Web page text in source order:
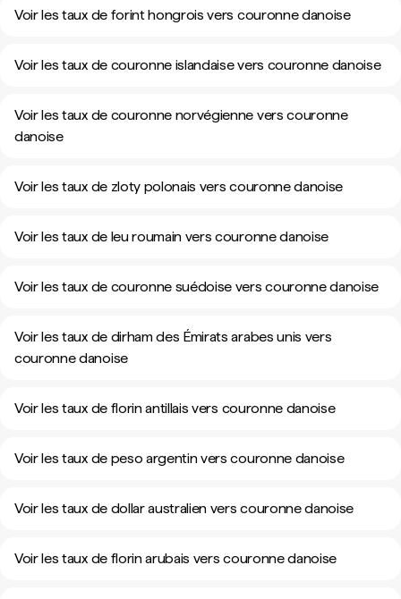
Voir les taux de forint hongrois vers couronne danoise
Voir les taux de couronne islandaise vers couronne danoise
Voir les taux de couronne norvégienne vers couronne
danoise
Voir les taux de zloty polonais vers couronne danoise
Voir les taux de leu roumain vers couronne danoise
Voir les taux de couronne suédoise vers couronne danoise
Voir les taux de dirham des Émirats arabes unis vers
couronne danoise
Voir les taux de florin antillais vers couronne danoise
Voir les taux de peso argentin vers couronne danoise
Voir les taux de dollar australien vers couronne danoise
Voir les taux de florin arubais vers couronne danoise